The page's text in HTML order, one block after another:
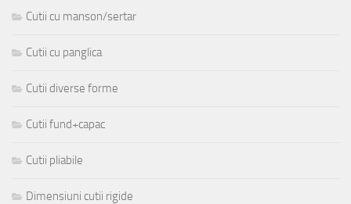
Cutii cu manson/sertar
Cutii cu panglica
Cutii diverse forme
Cutii fund+capac
Cutii pliabile
Dimensiuni cutii rigide